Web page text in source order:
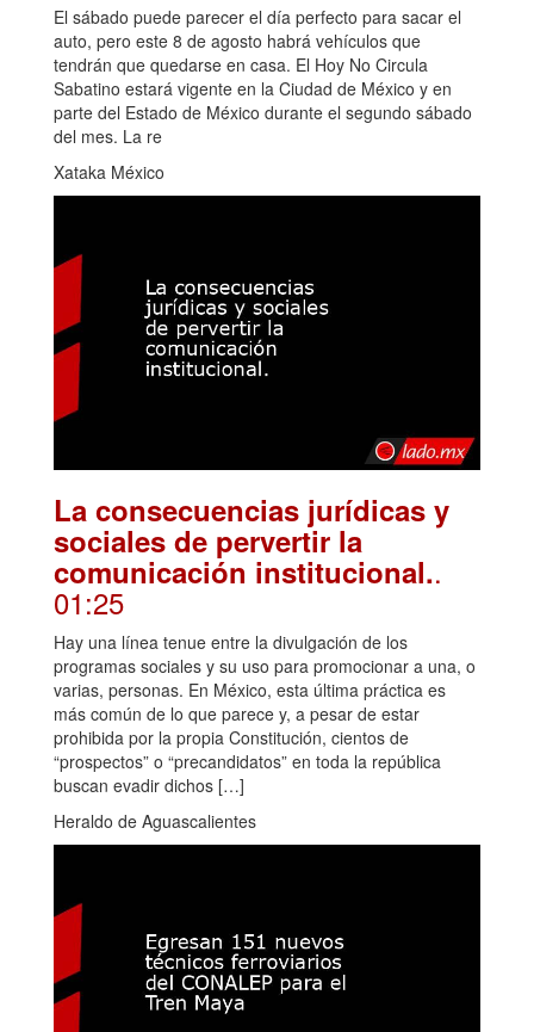
El sábado puede parecer el día perfecto para sacar el
auto, pero este 8 de agosto habrá vehículos que
tendrán que quedarse en casa. El Hoy No Circula
Sabatino estará vigente en la Ciudad de México y en
parte del Estado de México durante el segundo sábado
del mes. La re
Xataka México
La consecuencias jurídicas y
sociales de pervertir la
comunicación institucional..
01:25
Hay una línea tenue entre la divulgación de los
programas sociales y su uso para promocionar a una, o
varias, personas. En México, esta última práctica es
más común de lo que parece y, a pesar de estar
prohibida por la propia Constitución, cientos de
“prospectos” o “precandidatos” en toda la república
buscan evadir dichos […]
Heraldo de Aguascalientes